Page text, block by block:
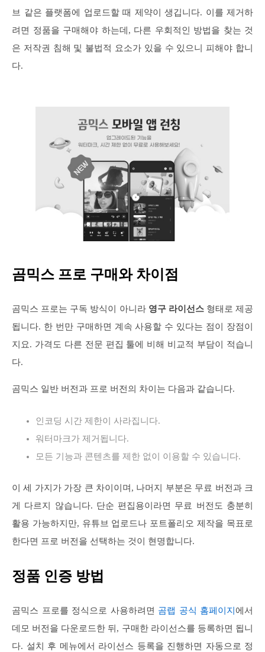
브 같은 플랫폼에 업로드할 때 제약이 생깁니다. 이를 제거하
려면 정품을 구매해야 하는데, 다른 우회적인 방법을 찾는 것
은 저작권 침해 및 불법적 요소가 있을 수 있으니 피해야 합니
다.
곰믹스 프로 구매와 차이점
곰믹스 프로는 구독 방식이 아니라 영구 라이선스형태로 제공
됩니다. 한 번만 구매하면 계속 사용할 수 있다는 점이 장점이
지요. 가격도 다른 전문 편집 툴에 비해 비교적 부담이 적습니
다.
곰믹스 일반 버전과 프로 버전의 차이는 다음과 같습니다.
인코딩 시간 제한이 사라집니다.
워터마크가 제거됩니다.
모든 기능과 콘텐츠를 제한 없이 이용할 수 있습니다.
이 세 가지가 가장 큰 차이이며, 나머지 부분은 무료 버전과 크
게 다르지 않습니다. 단순 편집용이라면 무료 버전도 충분히
활용 가능하지만, 유튜브 업로드나 포트폴리오 제작을 목표로
한다면 프로 버전을 선택하는 것이 현명합니다.
정품 인증 방법
곰믹스 프로를 정식으로 사용하려면 곰랩 공식 홈페이지 에서
데모 버전을 다운로드한 뒤, 구매한 라이선스를 등록하면 됩니
다. 설치 후 메뉴에서 라이선스 등록을 진행하면 자동으로 정